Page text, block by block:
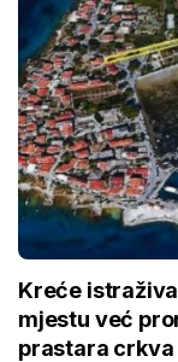
Kreće
mjestu već
prastara crkva